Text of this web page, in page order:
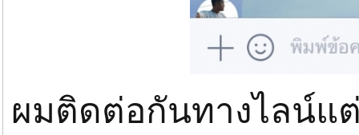
ผมติดต่อกันทางไลน์แ